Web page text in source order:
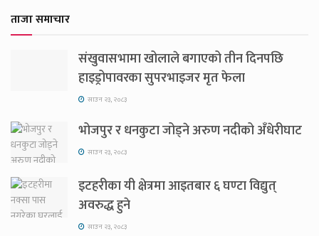
ताजा समाचार
संखुवासभामा खोलाले बगाएको तीन दिनपछि
हाइड्रोपावरका सुपरभाइजर मृत फेला
साउन २३, २०८३
भोजपुर र धनकुटा जोड्ने अरुण नदीको अँधेरीघाट
साउन २३, २०८३
इटहरीका यी क्षेत्रमा आइतबार ६ घण्टा विद्युत्
अवरुद्ध हुने
साउन २३, २०८३